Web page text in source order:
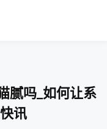
腻吗_如何让系
讯